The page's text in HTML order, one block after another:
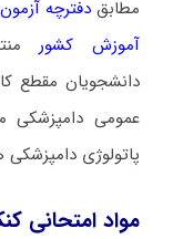
مطابقدفترچه آزمون
آموزش کشور
دانشجویان مقطع
عمومی دامپزشکی
پاتولوژی
مواد امتحانی